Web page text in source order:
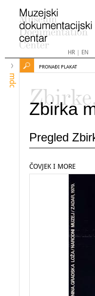
HR| EN
mdc
PRONAĐI PLAKAT
Zbirka
Pregled
ČOVJEK I MORE